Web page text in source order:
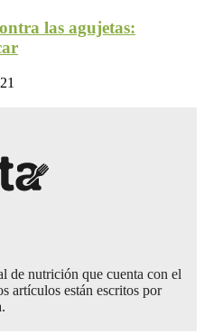
las agujetas:
de nutrición que cuenta con el
artículos están escritos por